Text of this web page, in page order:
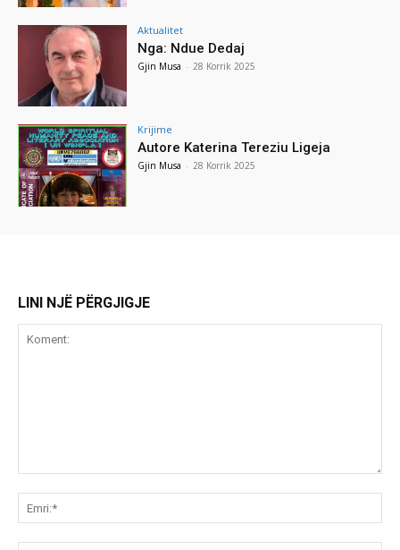
Aktualitet
Nga: Ndue Dedaj
Gjin Musa - 28 Korrik 2025
Krijime
Autore Katerina Tereziu Ligeja
Gjin Musa - 28 Korrik 2025
LINI NJË PËRGJIGJE